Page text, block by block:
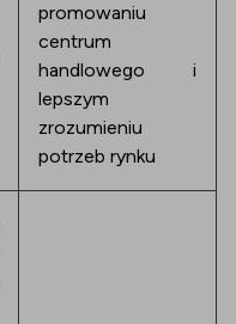
promowaniu
centrum
handlowego i
lepszym
zrozumieniu
potrzeb rynku